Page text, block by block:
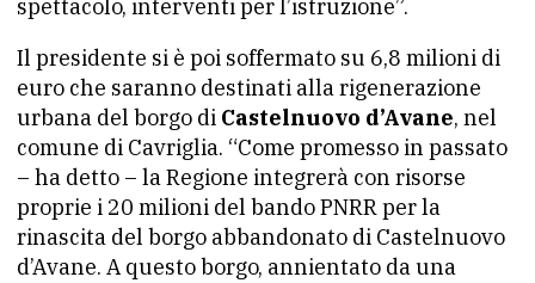
spettacolo, interventi per l’istruzione”.
Il presidente si è poi soffermato su 6,8 milioni di
euro che saranno destinati alla rigenerazione
urbana del borgo di Castelnuovo d’Avane, nel
comune di Cavriglia. “Come promesso in passato
– ha detto – la Regione integrerà con risorse
proprie i 20 milioni del bando PNRR per la
rinascita del borgo abbandonato di Castelnuovo
d’Avane. A questo borgo, annientato da una